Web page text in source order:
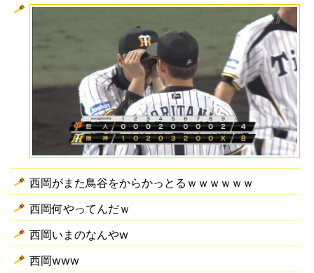
西岡がまた鳥谷をからかっとるｗｗｗｗｗｗ
西岡何やってんだｗ
西岡いまのなんやw
西岡www